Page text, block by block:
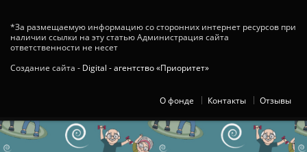
*За размещаемую информацию со сторонних интернет ресурсов при
наличии ссылки на эту статью Администрация сайта
ответственности не несет
Создание сайта - Digital - агентство «Приоритет»
О фонде Контакты Отзывы